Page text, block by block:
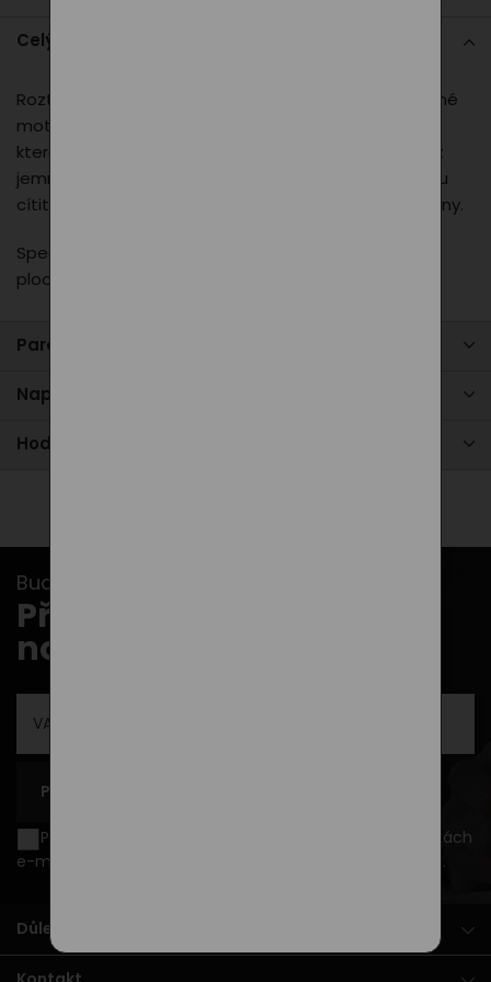
Celý popis
Roztomilé a veselé tričko pro děti, které milují barevné
motivy. Vyberte si mezi motivem balónu nebo duhy,
které povzbudí dětskou fantazii. Tričko je vyrobeno z
jemné a prodyšné bavlny, takže se v něm děti budou
cítit pohodlně po celý den. Ideální pro hraní i školní dny.
Speciální digitální potisk, který netvoří neprodyšnou
plochu.
Parametry produktu
Napište nám
Hodnocení
Buďte v obraze s našimi newslettery...
Přihlašte se k odběru
novinek
PŘIHLÁSIT SE K ODBĚRU
Přeji si být informován o novinkách a akčních nabídkách
e-mailem a souhlasím se
.
Důležité dokumenty